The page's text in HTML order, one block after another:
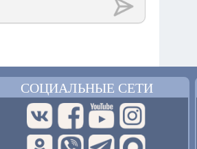
СОЦИАЛЬНЫЕ СЕТИ